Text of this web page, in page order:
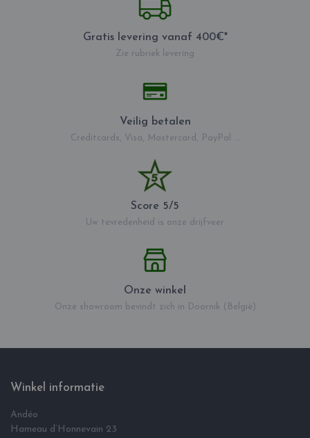
Gratis levering vanaf 400€*
Zie rubriek levering
Veilig betalen
Creditcards, Visa, Mastercard, PayPal ...
Score 5/5
Uw tevredenheid is onze drijfveer
Onze winkel
Onze showroom bevindt zich in Doornik (België)
Winkel informatie
Andéo
Hameau d‘Honnevain 23